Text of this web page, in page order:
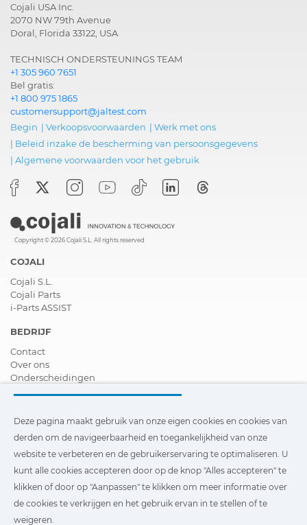
Cojali USA Inc.
2070 NW 79th Avenue
Doral, Florida 33122, USA
TECHNISCH ONDERSTEUNINGS TEAM
+1 305 960 7651
Bel gratis:
+1 800 975 1865
customersupport@jaltest.com
Begin | Verkoopsvoorwaarden | Werk met ons
| Beleid inzake de bescherming van persoonsgegevens
| Algemene voorwaarden voor het gebruik
Copyright © 2026 Cojali S.L. All rights reserved
COJALI
Cojali S.L.
Cojali Parts
i-Parts ASSIST
BEDRIJF
Contact
Over ons
Onderscheidingen
Verdeler worden
Nieuws
Video´s
FAQ - V&A
Deze pagina maakt gebruik van onze eigen cookies en cookies
van derden om de navigeerbaarheid en toegankelijkheid van
onze website te verbeteren en de gebruikerservaring te
optimaliseren. U kunt te klikken op
Deze pagina maakt gebruik van onze eigen cookies en cookies van
derden om de navigeerbaarheid en toegankelijkheid van onze
website te verbeteren en de gebruikerservaring te optimaliseren. U
kunt alle cookies accepteren door op de knop "Alles accepteren" te
klikken of door op "Aanpassen" te klikken om meer informatie over
de cookies te verkrijgen en het gebruik ervan in te stellen of te
weigeren.